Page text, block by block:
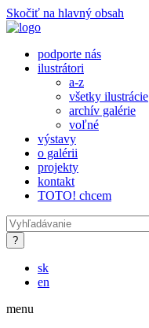
Skočiť na hlavný obsah
podporte nás
ilustrátori
a-z
všetky ilustrácie
archív galérie
voľné
výstavy
o galérii
projekty
kontakt
TOTO! chcem
sk
en
menu